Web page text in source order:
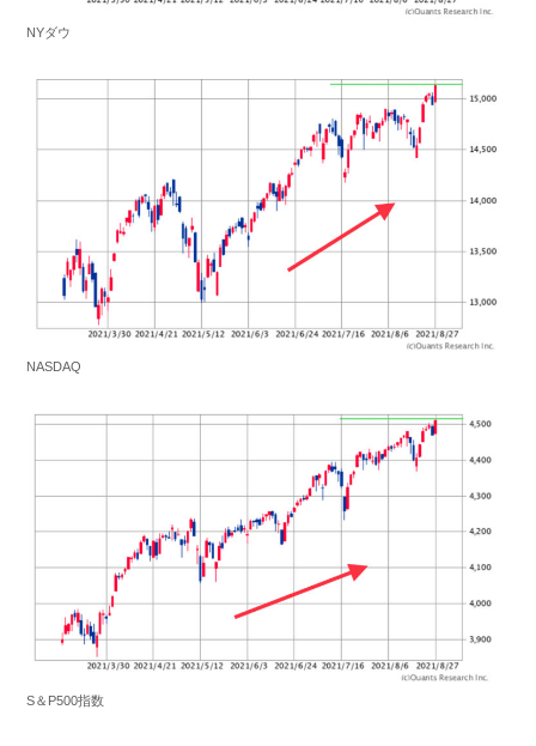
NYダウ
NASDAQ
S＆P500指数